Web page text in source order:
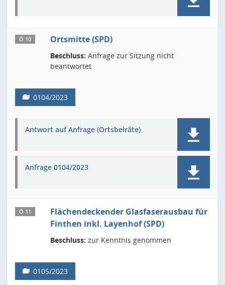
Ö 10 Ortsmitte (SPD)
Beschluss: Anfrage zur Sitzung nicht
beantwortet
0104/2023
Antwort auf Anfrage (Ortsbeiräte)
Anfrage 0104/2023
Ö 11
Flächendeckender Glasfaserausbau für
Finthen inkl. Layenhof (SPD)
Beschluss: zur Kenntnis genommen
0105/2023